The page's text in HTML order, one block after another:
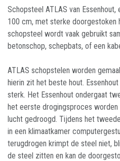
Schopsteel ATLAS van
100 cm, met sterke doorgestoken
schopsteel wordt vaak gebruikt
betonschop, schepbats, of een
ATLAS schopstelen worden
hierin zit het beste hout.
sterk. Het Essenhout ondergaat
het eerste drogingsproces worden
lucht gedroogd. Tijdens het
in een klimaatkamer
terugdrogen krimpt de steel niet,
de steel zitten en kan de